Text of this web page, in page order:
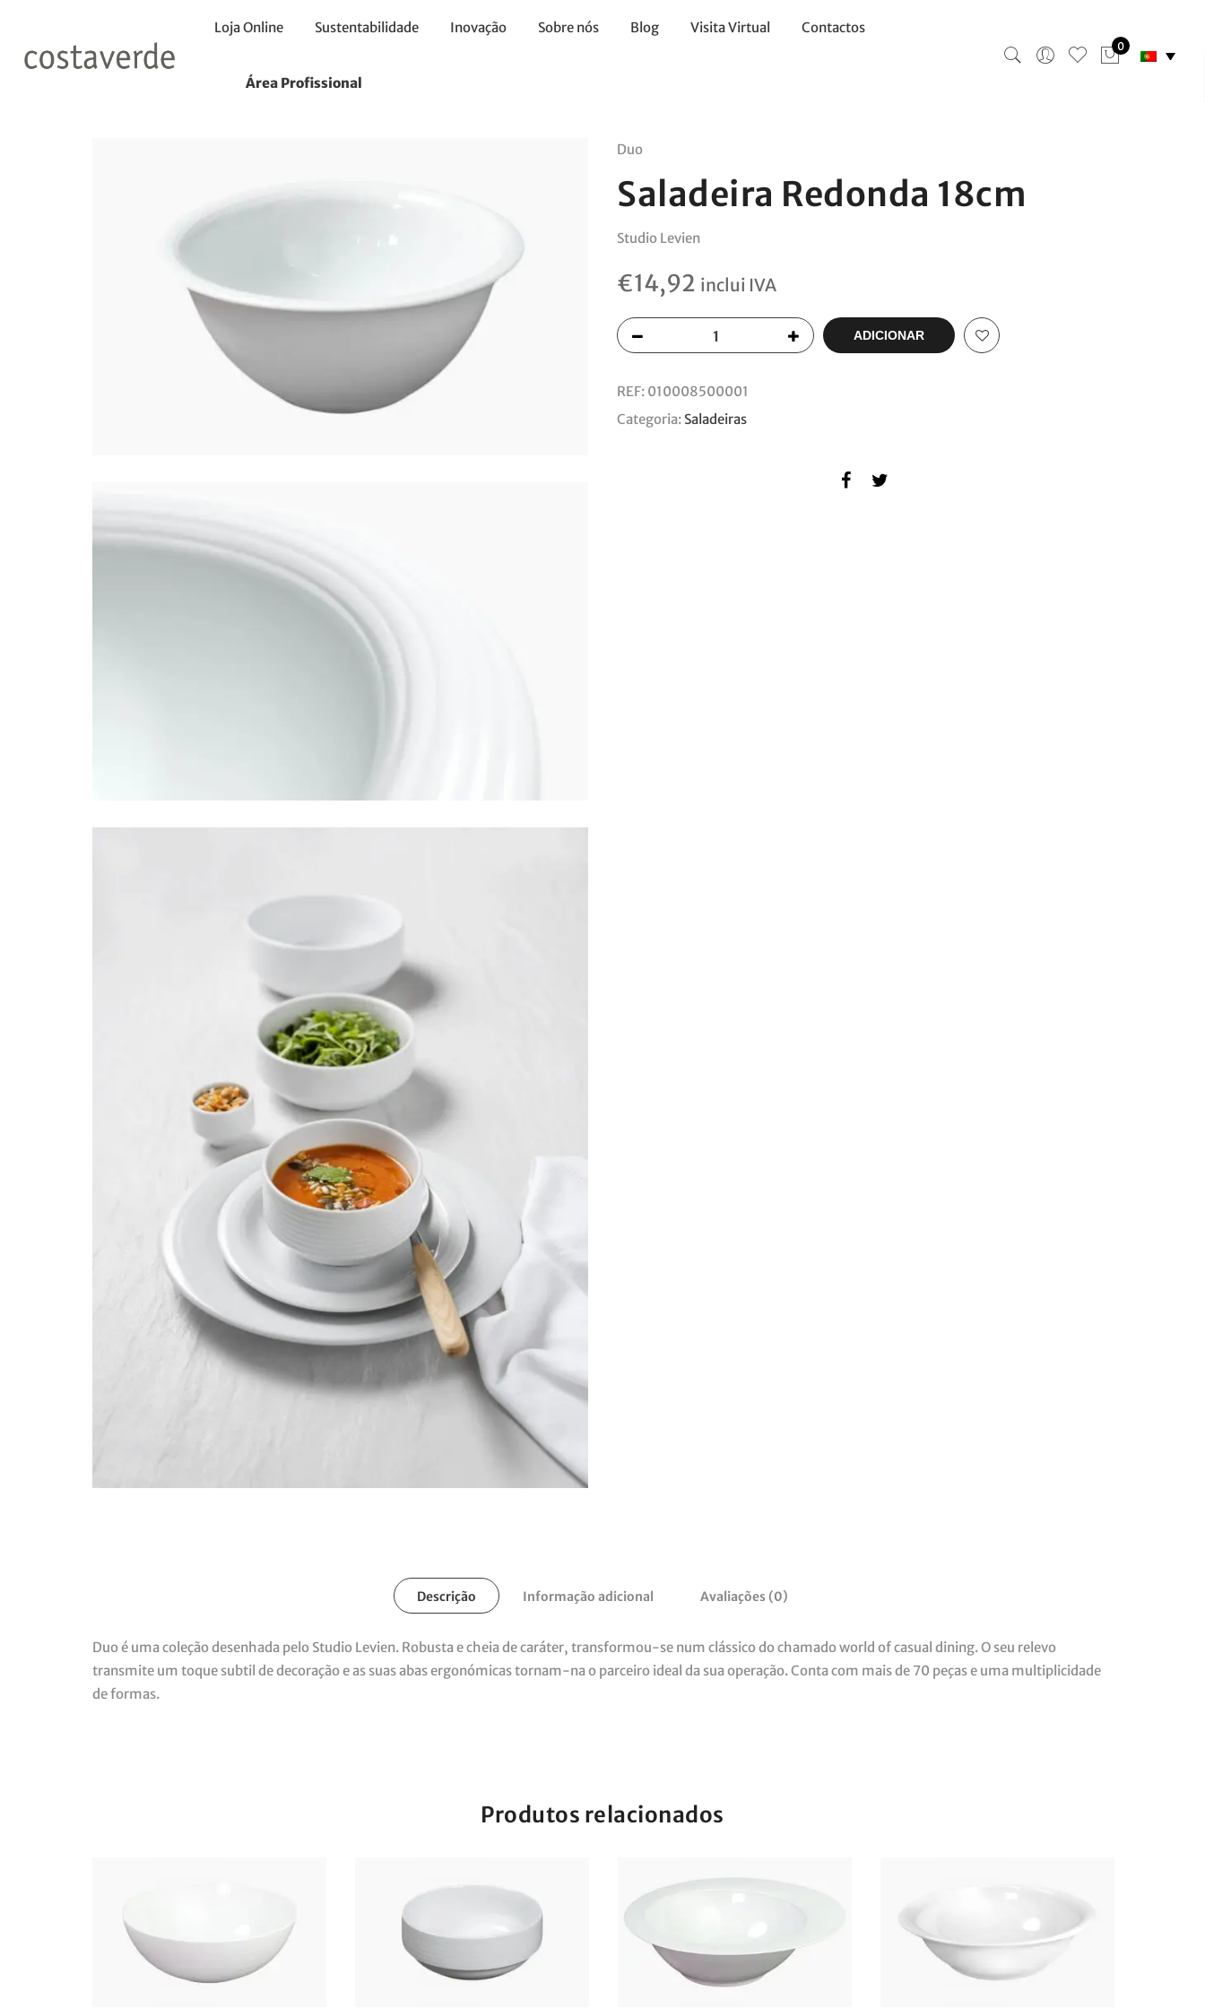
Loja Online Sustentabilidade Inovação Sobre nós Blog Visita Virtual Contactos
Área Profissional
0
Saladeira Redonda 18cm
Duo
Saladeira Redonda 18cm
Studio Levien
€14,92 inclui IVA
ADICIONAR
REF: 010008500001
Categoria: Saladeiras
Descrição Informação adicional Avaliações (0)
Duo é uma coleção desenhada pelo Studio Levien. Robusta e cheia de caráter, transformou-se num clássico do chamado world of casual dining. O seu relevo
transmite um toque subtil de decoração e as suas abas ergonómicas tornam-na o parceiro ideal da sua operação. Conta com mais de 70 peças e uma multiplicidade
de formas.
Produtos relacionados